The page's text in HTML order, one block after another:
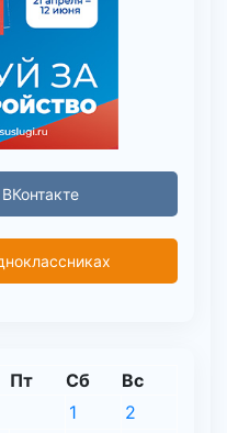
Пт Сб Вс
1
2